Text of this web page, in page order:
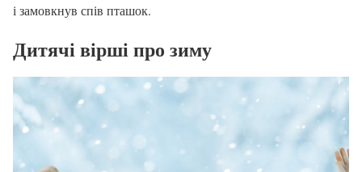
і замовкнув спів пташок.
Дитячі вірші про зиму